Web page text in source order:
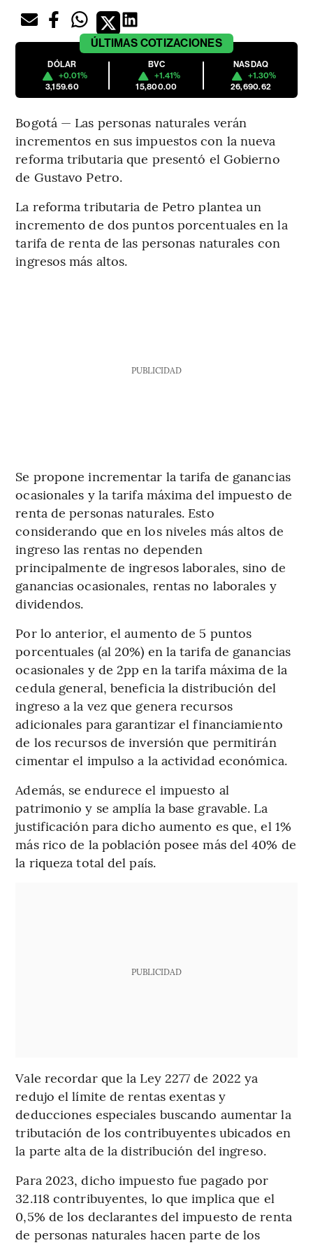
ÚLTIMAS COTIZACIONES
DÓLAR
+0.01%
3,159.60
BVC
+1.41%
15,800.00
NASDAQ
+1.30%
26,690.62
Bogotá — Las personas naturales verán
incrementos en sus impuestos con la nueva
reforma tributaria que presentó el Gobierno
de Gustavo Petro.
La reforma tributaria de Petro plantea un
incremento de dos puntos porcentuales en la
tarifa de renta de las personas naturales con
ingresos más altos.
PUBLICIDAD
Se propone incrementar la tarifa de ganancias
ocasionales y la tarifa máxima del impuesto de
renta de personas naturales. Esto
considerando que en los niveles más altos de
ingreso las rentas no dependen
principalmente de ingresos laborales, sino de
ganancias ocasionales, rentas no laborales y
dividendos.
Por lo anterior, el aumento de 5 puntos
porcentuales (al 20%) en la tarifa de ganancias
ocasionales y de 2pp en la tarifa máxima de la
cedula general, beneficia la distribución del
ingreso a la vez que genera recursos
adicionales para garantizar el financiamiento
de los recursos de inversión que permitirán
cimentar el impulso a la actividad económica.
Además, se endurece el impuesto al
patrimonio y se amplía la base gravable. La
justificación para dicho aumento es que, el 1%
más rico de la población posee más del 40% de
la riqueza total del país.
PUBLICIDAD
Vale recordar que la Ley 2277 de 2022 ya
redujo el límite de rentas exentas y
deducciones especiales buscando aumentar la
tributación de los contribuyentes ubicados en
la parte alta de la distribución del ingreso.
Para 2023, dicho impuesto fue pagado por
32.118 contribuyentes, lo que implica que el
0,5% de los declarantes del impuesto de renta
de personas naturales hacen parte de los